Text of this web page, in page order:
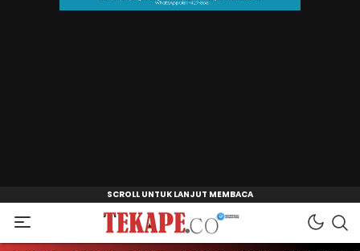
Tekape.co
Jendela Informasi Kita